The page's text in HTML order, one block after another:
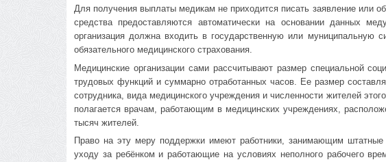
Для получения выплаты медикам не приходится писать заявление или
средства предоставляются автоматически на основании данных
организация должна входить в государственную или муниципальную
обязательного медицинского страхования.
Медицинские организации сами рассчитывают размер специальной
трудовых функций и суммарно отработанных часов. Ее размер
сотрудника, вида медицинского учреждения и численности жителей
полагается врачам, работающим в медицинских учреждениях,
тысяч жителей.
Право на эту меру поддержки имеют работники, занимающим
уходу за ребёнком и работающие на условиях неполного рабочего